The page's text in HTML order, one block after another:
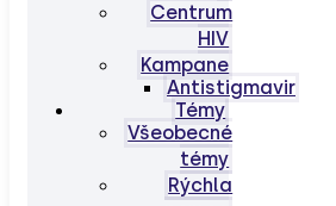
Centrum
HIV
Kampane
Antistigmavir
Témy
Všeobecné
témy
Rýchla